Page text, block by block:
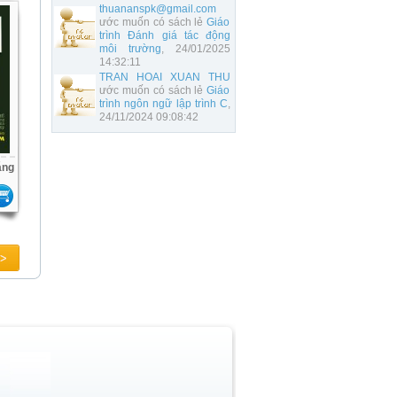
thuananspk@gmail.com
ước muốn có sách lẻGiáo
trình Đánh giá tác động
môi trường, 24/01/2025
14:32:11
TRAN HOAI XUAN THU
ước muốn có sách lẻGiáo
trình ngôn ngữ lập trình C,
24/11/2024 09:08:42